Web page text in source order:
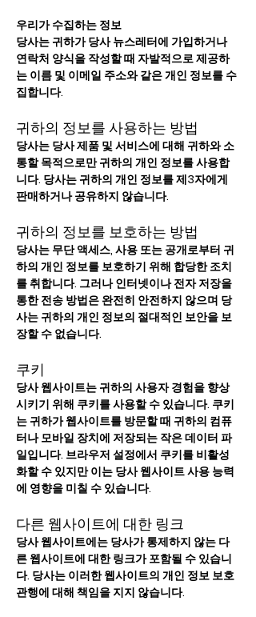
우리가 수집하는 정보
당사는 귀하가 당사 뉴스레터에 가입하거나
연락처 양식을 작성할 때 자발적으로 제공하
는 이름 및 이메일 주소와 같은 개인 정보를 수
집합니다.
귀하의 정보를 사용하는 방법
당사는 당사 제품 및 서비스에 대해 귀하와 소
통할 목적으로만 귀하의 개인 정보를 사용합
니다. 당사는 귀하의 개인 정보를 제3자에게
판매하거나 공유하지 않습니다.
귀하의 정보를 보호하는 방법
당사는 무단 액세스, 사용 또는 공개로부터 귀
하의 개인 정보를 보호하기 위해 합당한 조치
를 취합니다. 그러나 인터넷이나 전자 저장을
통한 전송 방법은 완전히 안전하지 않으며 당
사는 귀하의 개인 정보의 절대적인 보안을 보
장할 수 없습니다.
쿠키
당사 웹사이트는 귀하의 사용자 경험을 향상
시키기 위해 쿠키를 사용할 수 있습니다. 쿠키
는 귀하가 웹사이트를 방문할 때 귀하의 컴퓨
터나 모바일 장치에 저장되는 작은 데이터 파
일입니다. 브라우저 설정에서 쿠키를 비활성
화할 수 있지만 이는 당사 웹사이트 사용 능력
에 영향을 미칠 수 있습니다.
다른 웹사이트에 대한 링크
당사 웹사이트에는 당사가 통제하지 않는 다
른 웹사이트에 대한 링크가 포함될 수 있습니
다. 당사는 이러한 웹사이트의 개인 정보 보호
관행에 대해 책임을 지지 않습니다.